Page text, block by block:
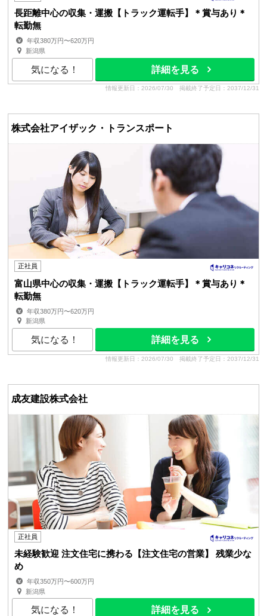
長距離中心の収集・運搬【トラック運転手】＊賞与あり＊
転勤無
年収380万円〜620万円
新潟県
気になる！ 詳細を見る
情報更新日：2026/07/30 掲載終了予定日：2037/12/31
株式会社アイザック・トランスポート
正社員
富山県中心の収集・運搬【トラック運転手】＊賞与あり＊
転勤無
年収380万円〜620万円
新潟県
気になる！ 詳細を見る
情報更新日：2026/07/30 掲載終了予定日：2037/12/31
成友建設株式会社
正社員
未経験歓迎 注文住宅に携わる【注文住宅の営業】 残業少な
め
年収350万円〜600万円
新潟県
気になる！ 詳細を見る